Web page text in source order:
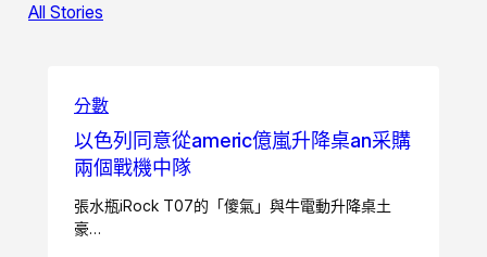
All Stories
分數
以色列同意從americ億嵐升降桌an采購
兩個戰機中隊
張水瓶iRock T07的「傻氣」與牛電動升降桌土
豪…